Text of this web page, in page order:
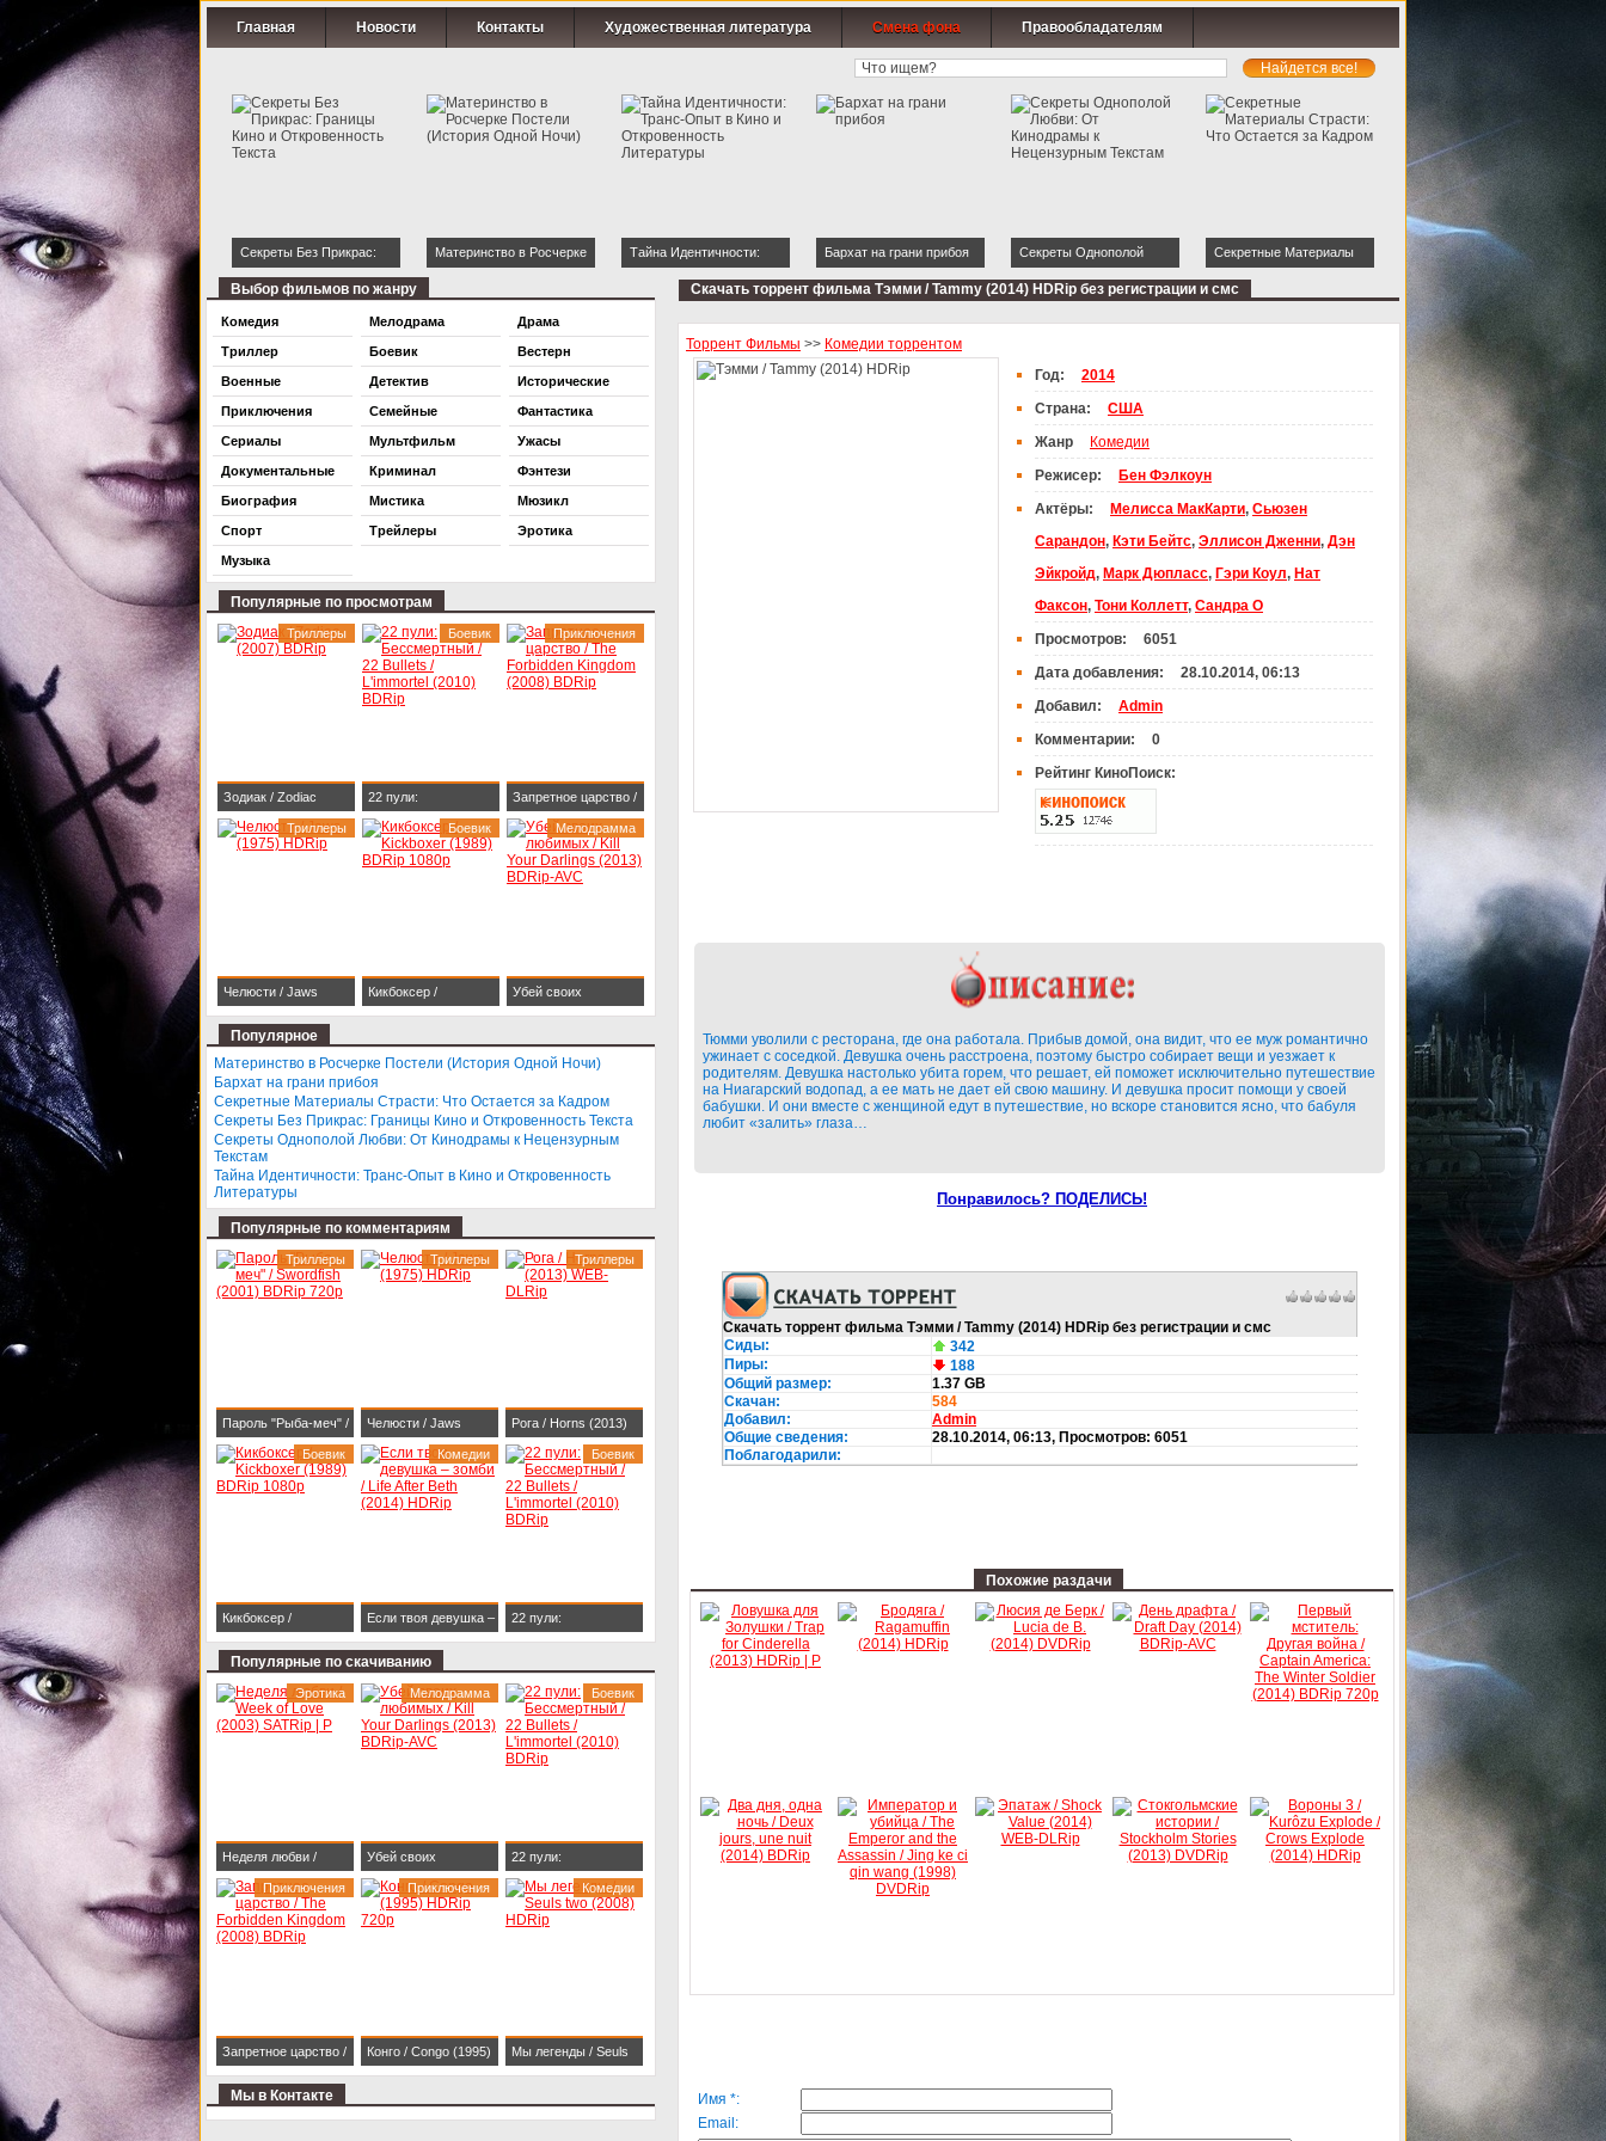
Главная Новости Контакты Художественная литература Смена фона Правообладателям
Секреты Без Прикрас:
Границы Кино и
Материнство в Росчерке
Тайна Идентичности:
Транс-Опыт в Кино и
Литературы
Бархат на грани прибоя
Секреты Однополой
Любви: От Кинодрамы к
Секретные Материалы
Страсти: Что Остается за
Скачать торрент фильма Тэмми / Tammy (2014) HDRip без регистрации и смс
Торрент Фильмы >> Комедии торрентом
Год:
2014
Страна:
США
Жанр
Комедии
Режисер:
Бен Фэлкоун
Актёры:
Мелисса МакКарти, Сьюзен
Сарандон, Кэти Бейтс, Эллисон Дженни, Дэн
Эйкройд, Марк Дюпласс, Гэри Коул, Нат
Факсон, Тони Коллетт, Сандра О
Просмотров:
6051
Дата добавления:
28.10.2014, 06:13
Добавил:
Admin
Комментарии:
0
Рейтинг КиноПоиск:
Тюмми уволили с ресторана, где она работала. Прибыв домой, она видит, что ее муж романтично
ужинает с соседкой. Девушка очень расстроена, поэтому быстро собирает вещи и уезжает к
родителям. Девушка настолько убита горем, что решает, ей поможет исключительно путешествие
на Ниагарский водопад, а ее мать не дает ей свою машину. И девушка просит помощи у своей
бабушки. И они вместе с женщиной едут в путешествие, но вскоре становится ясно, что бабуля
любит «залить» глаза…
Понравилось? ПОДЕЛИСЬ!
Скачать торрент фильма Тэмми / Tammy (2014) HDRip без регистрации и смс
Сиды:
342
Пиры:
188
Общий размер:
1.37 GB
Скачан:
584
Добавил:
Admin
Общие сведения:
28.10.2014, 06:13, Просмотров: 6051
Поблагодарили:
Похожие раздачи
Имя *:
Email:
Выбор фильмов по жанру
Комедия
Триллер
Военные
Приключения
Сериалы
Документальные
Биография
Спорт
Музыка
Мелодрама
Боевик
Детектив
Семейные
Мультфильм
Криминал
Мистика
Трейлеры
Драма
Вестерн
Исторические
Фантастика
Ужасы
Фэнтези
Мюзикл
Эротика
Популярные по просмотрам
Зодиак / Zodiac
(2007) BDRip
Триллеры
22 пули:
Бессмертный / 22
Bullets / L'immortel
Боевик
Запретное царство /
The Forbidden
Kingdom (2008)
Приключения
Челюсти / Jaws
(1975) HDRip
Триллеры
Кикбоксер /
Боевик
Убей своих
Darlings (2013)
Мелодрамма
Популярное
Материнство в Росчерке Постели (История Одной Ночи)
Бархат на грани прибоя
Секретные Материалы Страсти: Что Остается за Кадром
Секреты Без Прикрас: Границы Кино и Откровенность Текста
Секреты Однополой Любви: От Кинодрамы к Нецензурным
Текстам
Тайна Идентичности: Транс-Опыт в Кино и Откровенность
Литературы
Популярные по комментариям
Пароль "Рыба-меч" /
Swordfish (2001)
BDRip 720p
Триллеры
Челюсти / Jaws
(1975) HDRip
Триллеры
Рога / Horns (2013)
WEB-DLRip
Триллеры
Кикбоксер /
Kickboxer (1989)
Боевик
Если твоя девушка –
зомби / Life After Beth
Комедии
22 пули:
(2010) BDRip
Боевик
Популярные по скачиванию
Неделя любви /
Week of Love (2003)
SATRip | P
Эротика
Убей своих
любимых / Kill Your
Darlings (2013)
Мелодрамма
22 пули:
Бессмертный / 22
Bullets / L'immortel
Боевик
Запретное царство /
The Forbidden
Приключения
Конго / Congo (1995)
Приключения
Мы легенды / Seuls
Комедии
Мы в Контакте